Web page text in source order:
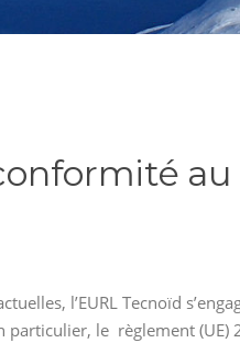
l’EURL Tecnoïd
particulier, le règlement